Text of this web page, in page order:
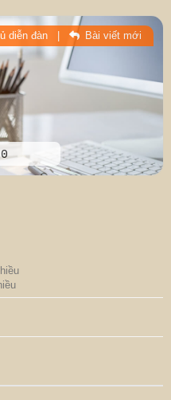
diễn đàn Bài viết mới